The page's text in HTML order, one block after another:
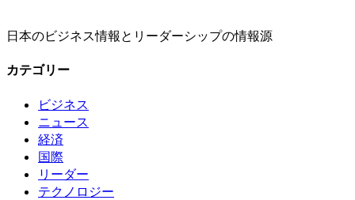
日本のビジネス情報とリーダーシップの情報源
カテゴリー
ビジネス
ニュース
経済
国際
リーダー
テクノロジー